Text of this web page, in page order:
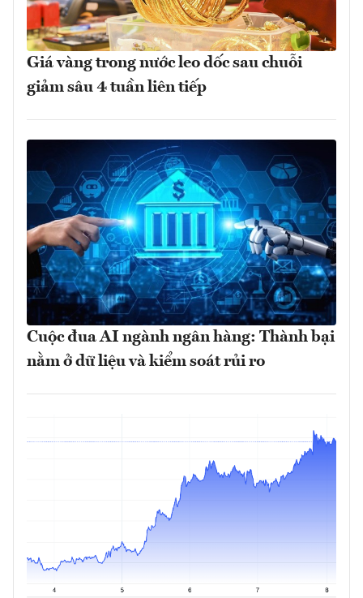
Giá vàng trong nước leo dốc sau chuỗi
giảm sâu 4 tuần liên tiếp
Cuộc đua AI ngành ngân hàng: Thành bại
nằm ở dữ liệu và kiểm soát rủi ro